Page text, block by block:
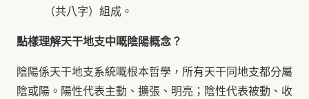
（共八字）組成。
點樣理解天干地支中嘅陰陽概念？
陰陽係天干地支系統嘅根本哲學，所有天干同地支都分屬
陰或陽。陽性代表主動、擴張、明亮；陰性代表被動、收